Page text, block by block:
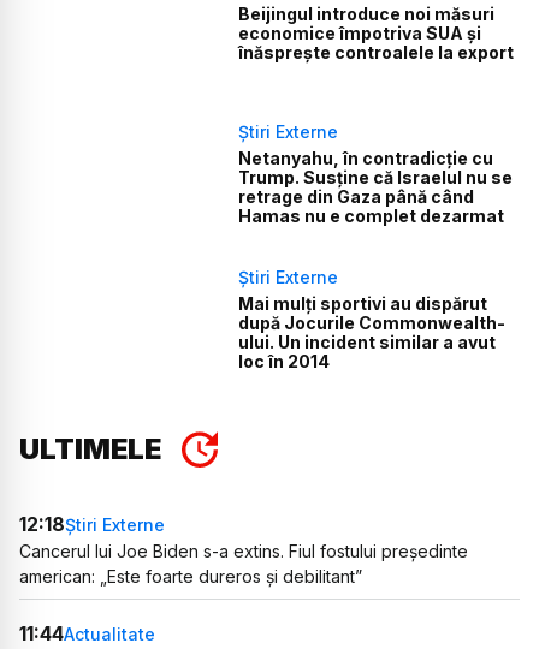
Beijingul introduce noi măsuri
economice împotriva SUA și
înăsprește controalele la export
Știri Externe
Netanyahu, în contradicție cu
Trump. Susține că Israelul nu se
retrage din Gaza până când
Hamas nu e complet dezarmat
Știri Externe
Mai mulți sportivi au dispărut
după Jocurile Commonwealth-
ului. Un incident similar a avut
loc în 2014
ULTIMELE
12:18Știri Externe
Cancerul lui Joe Biden s-a extins. Fiul fostului președinte
american: „Este foarte dureros și debilitant”
11:44Actualitate